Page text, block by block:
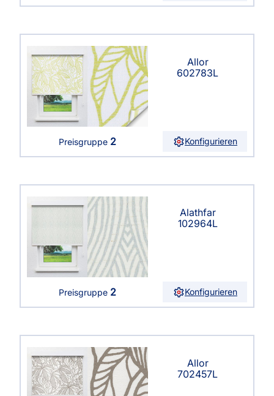
Allor
602783L
Preisgruppe 2 Konfigurieren
Alathfar
102964L
Preisgruppe 2 Konfigurieren
Allor
702457L